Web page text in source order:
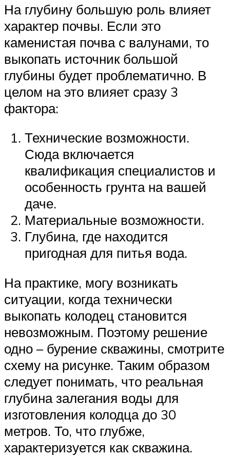
На глубину большую роль влияет
характер почвы. Если это
каменистая почва с валунами, то
выкопать источник большой
глубины будет проблематично. В
целом на это влияет сразу 3
фактора:
Технические возможности.
Сюда включается
квалификация специалистов и
особенность грунта на вашей
даче.
Материальные возможности.
Глубина, где находится
пригодная для питья вода.
На практике, могу возникать
ситуации, когда технически
выкопать колодец становится
невозможным. Поэтому решение
одно – бурение скважины, смотрите
схему на рисунке. Таким образом
следует понимать, что реальная
глубина залегания воды для
изготовления колодца до 30
метров. То, что глубже,
характеризуется как скважина.